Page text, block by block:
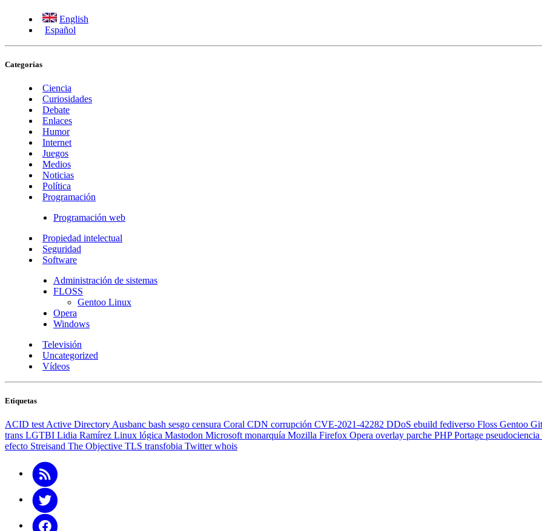
English
Español
Categorías
Ciencia
Curiosidades
Debate
Enlaces
Humor
Internet
Juegos
Medios
Noticias
Política
Programación
Programación web
Propiedad intelectual
Seguridad
Software
Administración de sistemas
FLOSS
Gentoo Linux
Opera
Windows
Televisión
Uncategorized
Vídeos
Etiquetas
ACID testActive DirectoryAusbanc bash sesgo censura Coral CDN corrupción CVE-2021-42282 DDoS ebuild fediverso Floss Gentoo
trans LGTBI Lidia Ramírez Linux lógica Mastodon Microsoftmonarquía Mozilla Firefox Opera overlay parche PHPPortage pseudociencia
efecto Streisand The Objective TLS transfobia Twitterwhois